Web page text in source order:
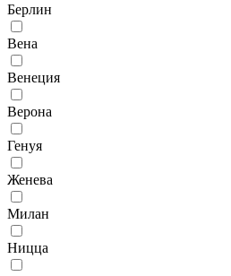
Берлин
Вена
Венеция
Верона
Генуя
Женева
Милан
Ницца